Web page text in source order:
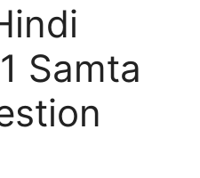
Samta